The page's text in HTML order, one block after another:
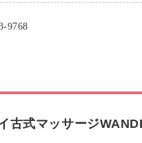
9768
古式マッサージ